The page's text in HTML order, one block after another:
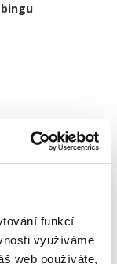
funkcí
využíváme
web používáte,
na